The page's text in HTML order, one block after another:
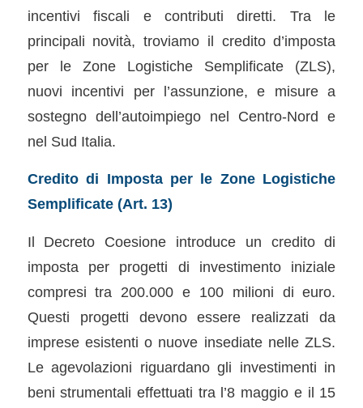
incentivi fiscali e contributi diretti. Tra le
principali novità, troviamo il credito d’imposta
per le Zone Logistiche Semplificate (ZLS),
nuovi incentivi per l’assunzione, e misure a
sostegno dell’autoimpiego nel Centro-Nord e
nel Sud Italia.
Credito di Imposta per le Zone Logistiche
Semplificate (Art. 13)
Il Decreto Coesione introduce un credito di
imposta per progetti di investimento iniziale
compresi tra 200.000 e 100 milioni di euro.
Questi progetti devono essere realizzati da
imprese esistenti o nuove insediate nelle ZLS.
Le agevolazioni riguardano gli investimenti in
beni strumentali effettuati tra l’8 maggio e il 15